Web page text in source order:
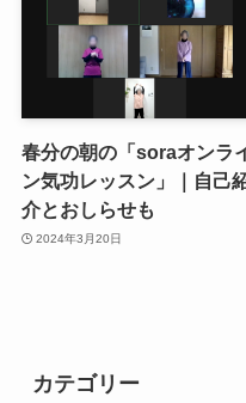
春分の朝の「soraオンラ
ン気功レッスン」｜自己
介とおしらせも
2024年3月20日
カテゴリー